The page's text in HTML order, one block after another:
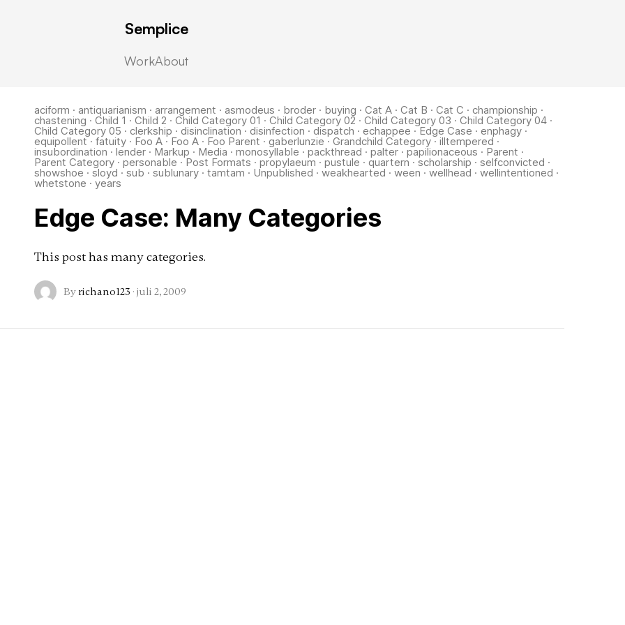
Semplice
WorkAbout
aciform · antiquarianism · arrangement · asmodeus · broder · buying · Cat A · Cat B · Cat C · championship ·
chastening · Child 1 · Child 2 · Child Category 01 · Child Category 02 · Child Category 03 · Child Category 04 ·
Child Category 05 · clerkship · disinclination· disinfection · dispatch · echappee ·Edge Case · enphagy ·
equipollent· fatuity · Foo A · Foo A · Foo Parent · gaberlunzie · Grandchild Category· illtempered ·
insubordination · lender · Markup · Media · monosyllable · packthread · palter · papilionaceous · Parent ·
Parent Category · personable ·Post Formats · propylaeum · pustule · quartern · scholarship · selfconvicted ·
showshoe · sloyd ·sub · sublunary · tamtam · Unpublished · weakhearted · ween · wellhead · wellintentioned ·
whetstone · years
Edge Case: Many Categories
This post has many categories.
By richano123 · juli 2, 2009